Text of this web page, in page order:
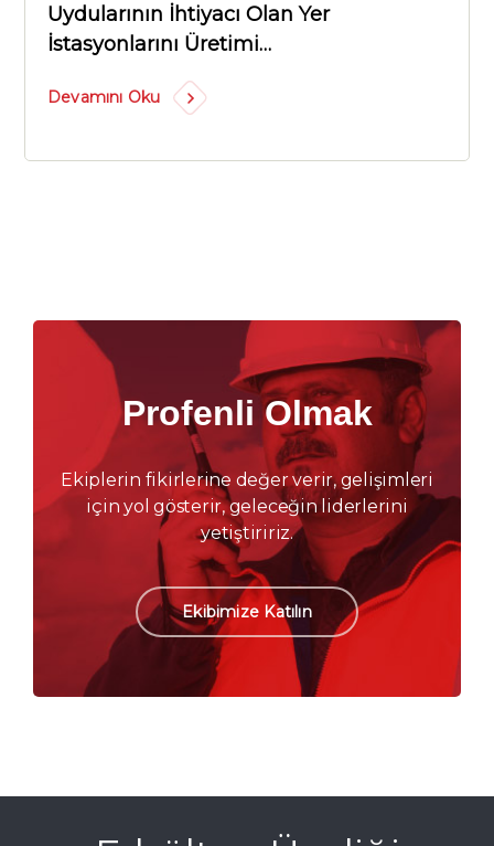
Uydularının İhtiyacı Olan Yer
İstasyonlarını Üretimi…
Devamını Oku
Profenli Olmak
Ekiplerin fikirlerine değer verir, gelişimleri
için yol gösterir, geleceğin liderlerini
yetiştiririz.
Ekibimize Katılın